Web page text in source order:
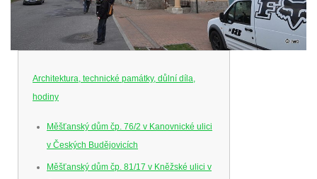
Architektura, technické památky, důlní díla,
hodiny
Měšťanský dům čp. 76/2 v Kanovnické ulici
v Českých Budějovicích
Měšťanský dům čp. 81/17 v Kněžské ulici v